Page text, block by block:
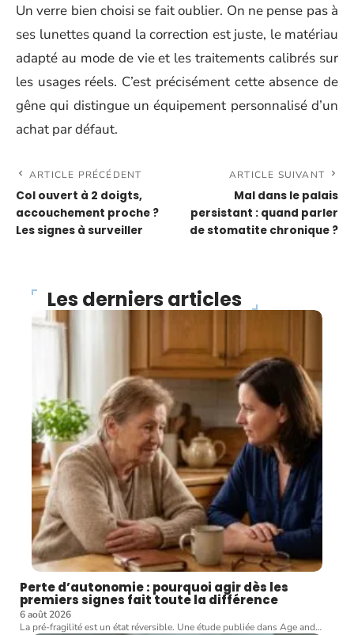
Un verre bien choisi se fait oublier. On ne pense pas à
ses lunettes quand la correction est juste, le matériau
adapté au mode de vie et les traitements calibrés sur
les usages réels. C’est précisément cette absence de
gêne qui distingue un équipement personnalisé d’un
achat par défaut.
ARTICLE PRÉCÉDENT
Col ouvert à 2 doigts,
accouchement proche ?
Les signes à surveiller
ARTICLE SUIVANT
Mal dans le palais
persistant : quand parler
de stomatite chronique ?
Les derniers articles
Perte d’autonomie : pourquoi agir dès les
premiers signes fait toute la différence
6 août 2026
La pré-fragilité est un état réversible. Une étude publiée dans Age and…